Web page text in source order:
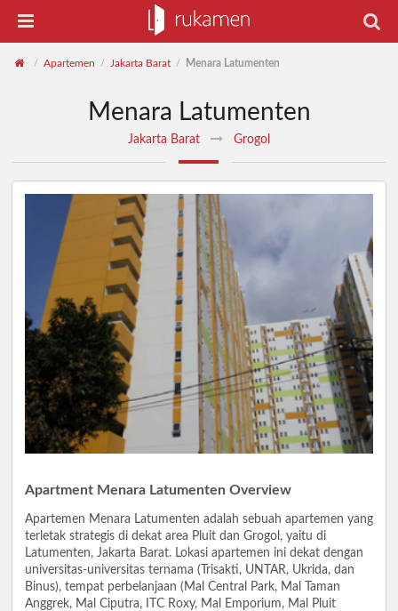
/ Apartemen / Jakarta Barat / Menara Latumenten
Menara Latumenten
Jakarta Barat Grogol
Apartment Menara Latumenten Overview
Apartemen Menara Latumenten adalah sebuah apartemen yang
terletak strategis di dekat area Pluit dan Grogol, yaitu di
Latumenten, Jakarta Barat. Lokasi apartemen ini dekat dengan
universitas-universitas ternama (Trisakti, UNTAR, Ukrida, dan
Binus), tempat perbelanjaan (Mal Central Park, Mal Taman
Anggrek, Mal Ciputra, ITC Roxy, Mal Emporium, Mal Pluit